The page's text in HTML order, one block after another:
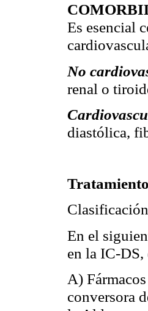
Es esencial
No
renal o
diastólica,
En el
en la IC-DS,
A)
conversora